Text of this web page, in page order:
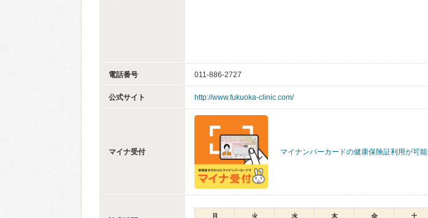
電話番号 011-886-2727
公式サイト http://www.fukuoka-clinic.com/
マイナ受付 マイナンバーカードの健康保険証利用が可能
月 火 水 木 金 土